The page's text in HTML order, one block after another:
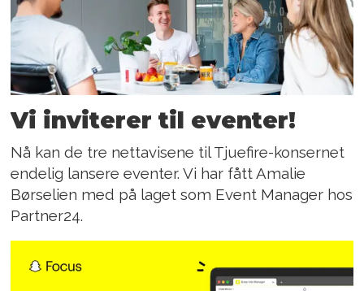
Vi inviterer til eventer!
Nå kan de tre nettavisene til Tjuefire-konsernet
endelig lansere eventer. Vi har fått Amalie
Børselien med på laget som Event Manager hos
Partner24.